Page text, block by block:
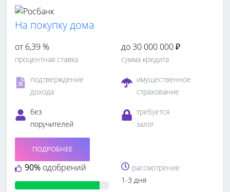
На покупку дома
от 6,39 %
процентная ставка
до 30 000 000 ₽
сумма кредита
подтверждение
дохода
имущественное
страхование
без
поручителей
требуется
залог
90% одобрений
ПОДРОБНЕЕ
рассмотрение
1-3 дня